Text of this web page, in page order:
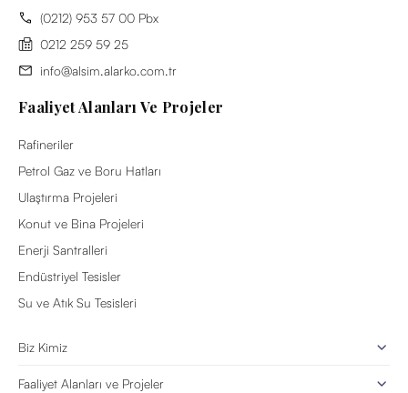
(0212) 953 57 00 Pbx
0212 259 59 25
info@alsim.alarko.com.tr
Faaliyet Alanları Ve Projeler
Rafineriler
Petrol Gaz ve Boru Hatları
Ulaştırma Projeleri
Konut ve Bina Projeleri
Enerji Santralleri
Endüstriyel Tesisler
Su ve Atık Su Tesisleri
Biz Kimiz
Faaliyet Alanları ve Projeler